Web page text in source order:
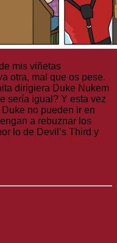
mis viñetas
otra, mal que os pese.
dirigiera Duke Nukem
sería igual? Y esta vez
no pueden ir en
a rebuznar los
lo de Devil’s Third y